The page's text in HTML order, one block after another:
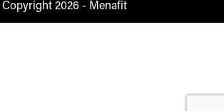
Copyright 2026 - Menafit